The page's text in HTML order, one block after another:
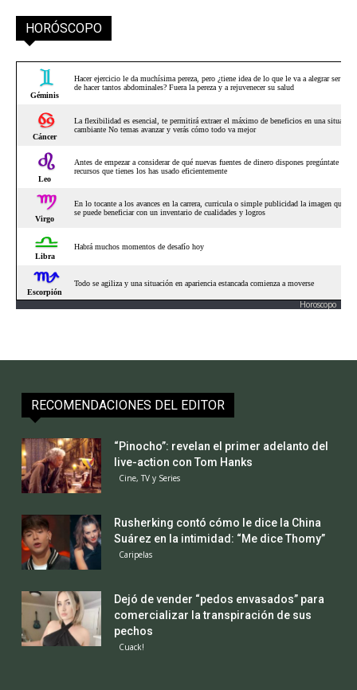
HORÓSCOPO
Horoscopo
RECOMENDACIONES DEL EDITOR
“Pinocho”: revelan el primer adelanto del
live-action con Tom Hanks
Cine, TV y Series
Rusherking contó cómo le dice la China
Suárez en la intimidad: “Me dice Thomy”
Caripelas
Dejó de vender “pedos envasados” para
comercializar la transpiración de sus
pechos
Cuack!